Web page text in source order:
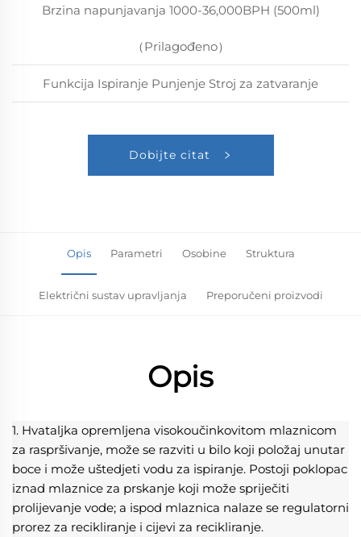
Brzina napunjavanja 1000-36,000BPH (500ml)
（Prilagođeno）
Funkcija Ispiranje Punjenje Stroj za zatvaranje
Dobijte citat
Opis Parametri Osobine Struktura
Električni sustav upravljanja Preporučeni proizvodi
Opis
1. Hvataljka opremljena visokoučinkovitom mlaznicom
za raspršivanje, može se razviti u bilo koji položaj unutar
boce i može uštedjeti vodu za ispiranje. Postoji poklopac
iznad mlaznice za prskanje koji može spriječiti
prolijevanje vode; a ispod mlaznica nalaze se regulatorni
prorez za recikliranje i cijevi za recikliranje.